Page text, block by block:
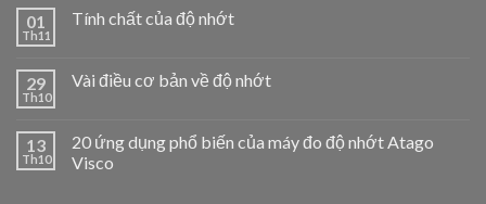
01
Th11
Tính chất của độ nhớt
29
Th10
Vài điều cơ bản về độ nhớt
13
Th10
20 ứng dụng phổ biến của máy đo độ nhớt Atago
Visco